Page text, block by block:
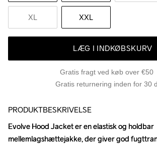
XL XXL
LÆG I INDKØBSKURV
Gratis fragt ved køb over €50
Gratis returnering inden for 30
PRODUKTBESKRIVELSE
Evolve Hood Jacket er en elastisk og holdbar
mellemlagshættejakke, der giver god
Evolve Hood Jacket er en elastisk og holdbar
mellemlagshættejakke, der giver god